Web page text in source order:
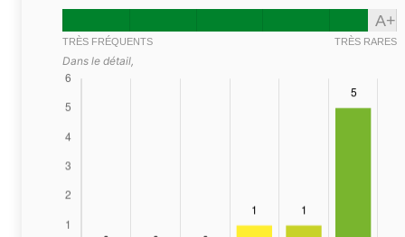
A+
TRÈS FRÉQUENTS TRÈS RARES
Dans le détail,